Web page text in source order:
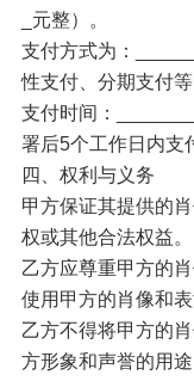
_元整）。
支付方式为：
性支付、分期支付等
支付时间：
署后5个工作日内支
四、权利与义务
甲方保证其提供的
权或其他合法权益。
乙方应尊重甲方的
使用甲方的肖像和表
乙方不得将甲方的
方形象和声誉的用途